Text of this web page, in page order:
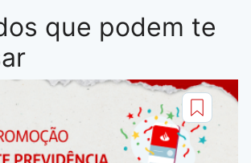
que podem te